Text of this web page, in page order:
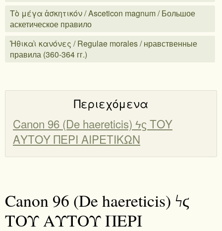
Τὸ μέγα ἀσκητικόν / Asceticon magnum / Большое
аскетическое правило
Ἠθικαὶ κανόνες / Regulae morales / нравственные
правила (360-364 гг.)
Περιεχόμενα
Canon 96 (De haereticis) ϟϛ ΤΟΥ
ΑΥΤΟΥ ΠΕΡΙ ΑΙΡΕΤΙΚΩΝ
Canon 96 (De haereticis) ϟϛ
ΤΟΥ ΑΥΤΟΥ ΠΕΡΙ